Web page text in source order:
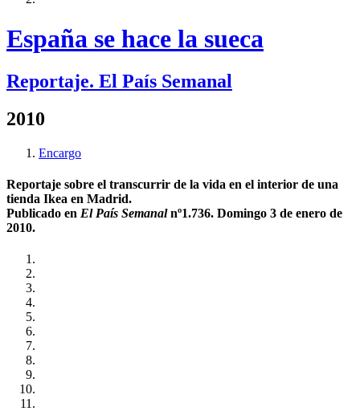
España se hace la sueca
Reportaje. El País Semanal
2010
Encargo
Reportaje sobre el transcurrir de la vida en el interior de una
tienda Ikea en Madrid.
Publicado en El País Semanalnº1.736. Domingo 3 de enero de
2010.